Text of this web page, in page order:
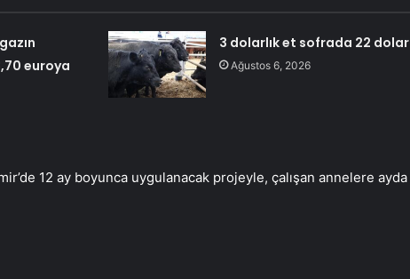
euroya
3 dolarlık et sofrada 22 dolar
Ağustos 6, 2026
12 ay boyunca uygulanacak projeyle, çalışan annelere ayda